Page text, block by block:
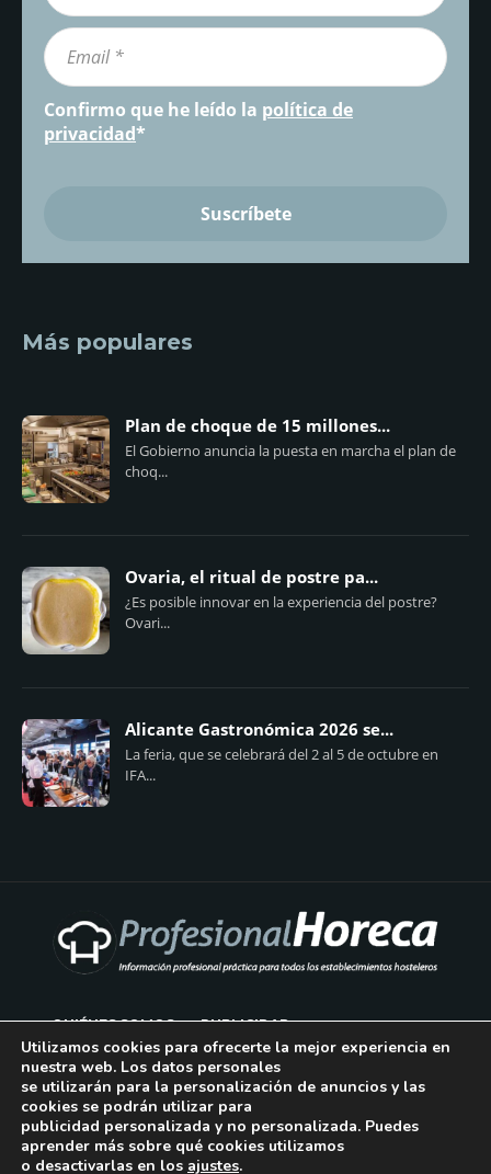
Confirmo que he leído la política de
privacidad*
Más populares
Plan de choque de 15 millones...
El Gobierno anuncia la puesta en marcha el plan de
choq...
Ovaria, el ritual de postre pa...
¿Es posible innovar en la experiencia del postre?
Ovari...
Alicante Gastronómica 2026 se...
La feria, que se celebrará del 2 al 5 de octubre en
IFA...
QUIÉNES SOMOS PUBLICIDAD
AVISO LEGAL
POLÍTICA DE COOKIES
POLÍTICA DE PRIVACIDAD
Utilizamos cookies para ofrecerte la mejor experiencia en
nuestra web. Los datos personales
se utilizarán para la personalización de anuncios y las
cookies se podrán utilizar para
publicidad personalizada y no personalizada. Puedes
aprender más sobre qué cookies utilizamos
o desactivarlas en los ajustes.